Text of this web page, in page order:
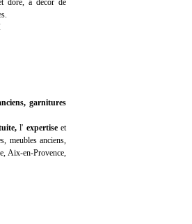
doré, à décor de
garnitures
l' expertiseet
meubles anciens,
Aix-en-Provence,